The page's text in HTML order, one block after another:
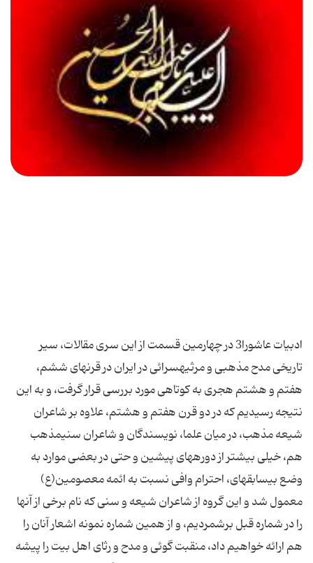
ادبیات عاشورا3 در چهارمین قسمت از این سری مقالات، سیر
تاریخی مدح مذهبی و مرثیه‏سرائی در ایران در قرنهای ششم،
هفتم و هشتم هجری به کوتاهی مورد بررسی قرار گرفت، و به این
نتیجه رسیدیم که در دو قرن هفتم و هشتم، علاوه بر شاعران
شیعه مذهب، در میان علما، نویسندگان و شاعران سنی‏مذهب
هم، خیلی بیشتر از دوره‏های پیشین و حتی در بعضی موارد به
وضع بی‏سابقه‏ای، احترام وافی نسبت ‏به ائمه معصومین(ع)
معمول شد و این گروه از شاعران شیعه و سنی که نام برخی از آنها
را در شماره قبل برشمردیم، و از همین شماره نمونه اشعار آنان را
هم ارائه خواهیم داد، منقبت گوئی و مدح و رثای اهل بیت را پیشه